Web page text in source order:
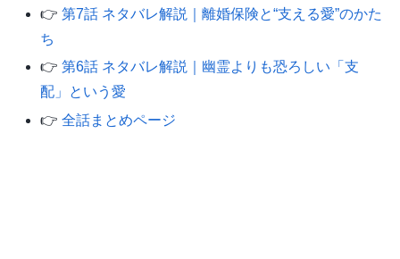
👉第7話 ネタバレ解説｜離婚保険と“支える愛”のかた
ち
👉第6話 ネタバレ解説｜幽霊よりも恐ろしい「支
配」という愛
👉全話まとめページ